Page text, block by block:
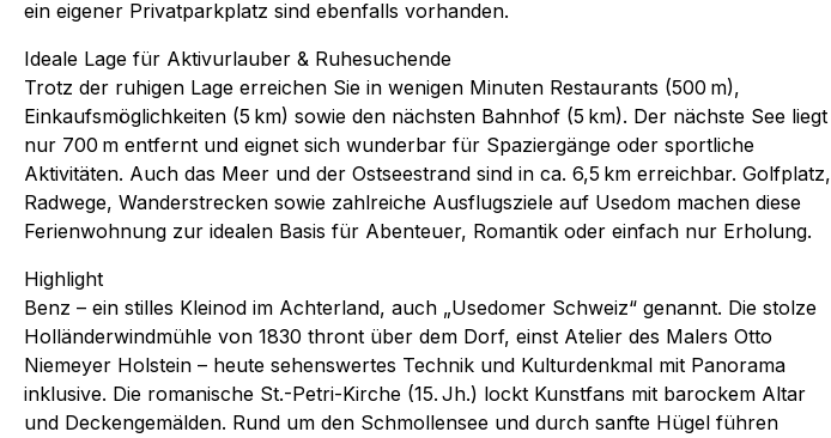
ein eigener Privatparkplatz sind ebenfalls vorhanden.
Ideale Lage für Aktivurlauber & Ruhesuchende
Trotz der ruhigen Lage erreichen Sie in wenigen Minuten Restaurants (500 m),
Einkaufsmöglichkeiten (5 km) sowie den nächsten Bahnhof (5 km). Der nächste See liegt
nur 700 m entfernt und eignet sich wunderbar für Spaziergänge oder sportliche
Aktivitäten. Auch das Meer und der Ostseestrand sind in ca. 6,5 km erreichbar. Golfplatz,
Radwege, Wanderstrecken sowie zahlreiche Ausflugsziele auf Usedom machen diese
Ferienwohnung zur idealen Basis für Abenteuer, Romantik oder einfach nur Erholung.
Highlight
Benz – ein stilles Kleinod im Achterland, auch „Usedomer Schweiz“ genannt. Die stolze
Holländerwindmühle von 1830 thront über dem Dorf, einst Atelier des Malers Otto
Niemeyer Holstein – heute sehenswertes Technik und Kulturdenkmal mit Panorama
inklusive. Die romanische St.-Petri-Kirche (15. Jh.) lockt Kunstfans mit barockem Altar
und Deckengemälden. Rund um den Schmollensee und durch sanfte Hügel führen